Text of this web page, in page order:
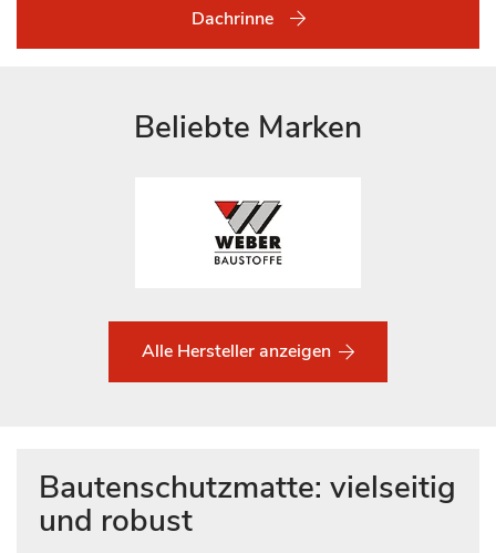
Dachrinne
Beliebte Marken
Alle Hersteller anzeigen
Bautenschutzmatte: vielseitig
und robust